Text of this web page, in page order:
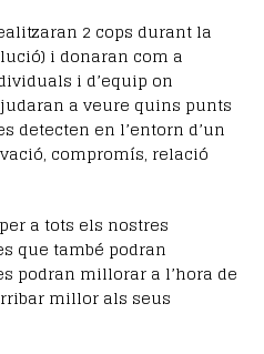
2 cops durant la
i donaran com a
i d’equip on
a veure quins punts
detecten en l’entorn d’un
compromís, relació
a tots els nostres
que també podran
podran millorar a l’hora de
millor als seus